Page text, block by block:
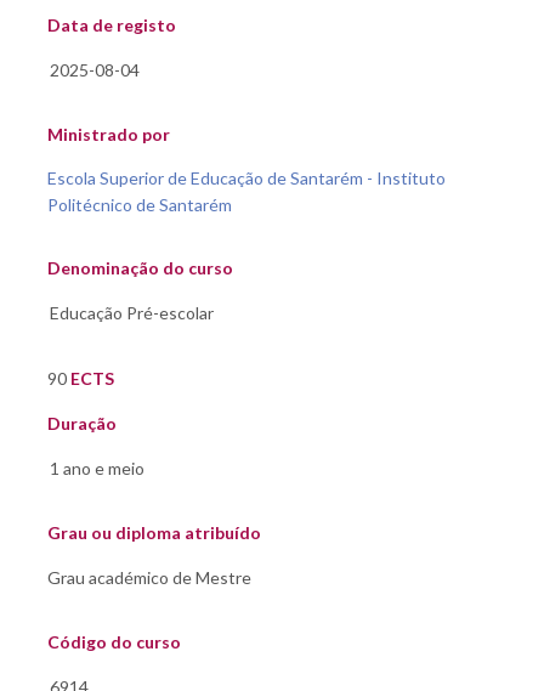
Data de registo
Ministrado por
Escola Superior de Educação de Santarém - Instituto
Politécnico de Santarém
Denominação do curso
90 ECTS
Duração
Grau ou diploma atribuído
Código do curso